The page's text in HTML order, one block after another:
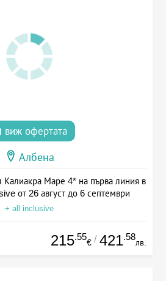
виж офертата
Албена
Калиакра Маре 4* на първа линия в
от 26 август до 6 септември
+ all inclusive
215.55
€ / 421.58
лв.